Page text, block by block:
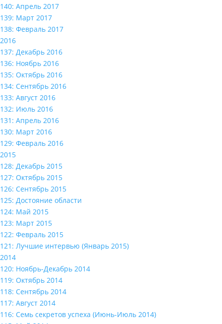
140: Апрель 2017
139: Март 2017
138: Февраль 2017
2016
137: Декабрь 2016
136: Ноябрь 2016
135: Октябрь 2016
134: Сентябрь 2016
133: Август 2016
132: Июль 2016
131: Апрель 2016
130: Март 2016
129: Февраль 2016
2015
128: Декабрь 2015
127: Октябрь 2015
126: Сентябрь 2015
125: Достояние области
124: Май 2015
123: Март 2015
122: Февраль 2015
121: Лучшие интервью (Январь 2015)
2014
120: Ноябрь-Декабрь 2014
119: Октябрь 2014
118: Сентябрь 2014
117: Август 2014
116: Семь секретов успеха (Июнь-Июль 2014)